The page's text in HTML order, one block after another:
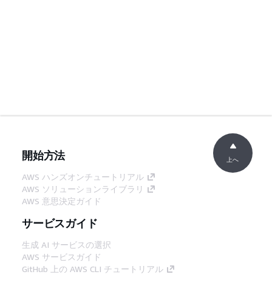
開始方法
AWS ハンズオンチュートリアル
AWS ソリューションライブラリ
AWS 意思決定ガイド
サービスガイド
生成 AI サービスの選択
AWS サービスガイド
GitHub 上の AWS CLI チュートリアル
上へ